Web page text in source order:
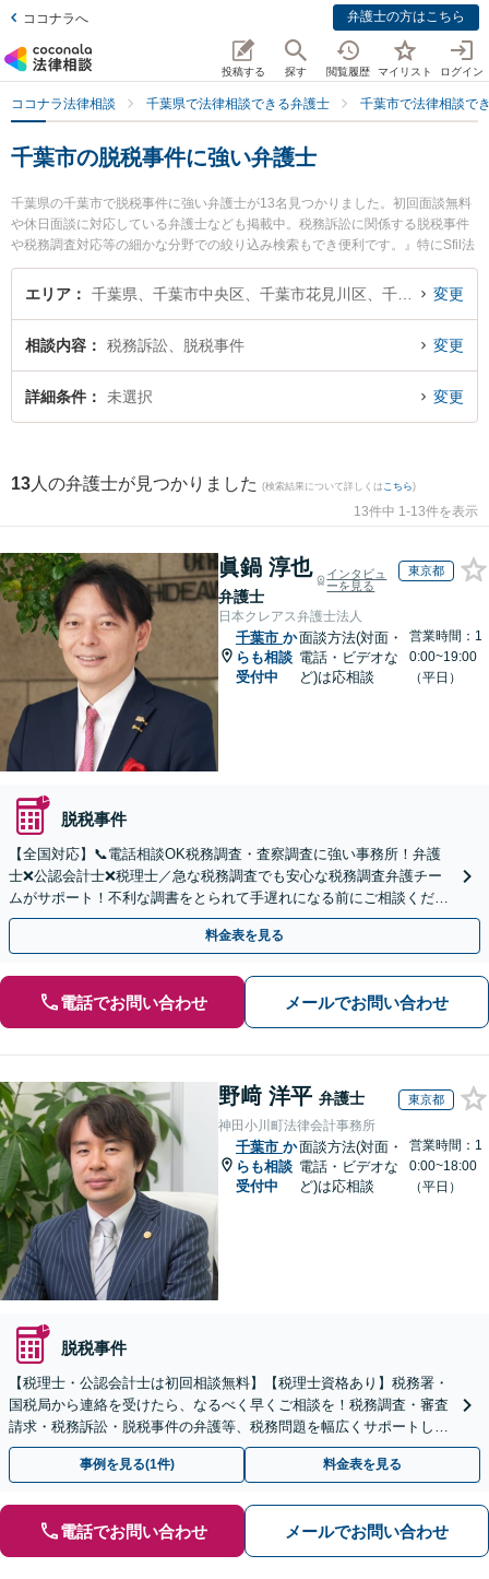
ココナラへ 弁護士の方はこちら
投稿する 探す 閲覧履歴 マイリスト ログイン
ココナラ法律相談 千葉県で法律相談できる弁護士 千葉市で法律相談で
千葉市の脱税事件に強い弁護士
千葉県の千葉市で脱税事件に強い弁護士が13名見つかりました。初回面談無料
や休日面談に対応している弁護士なども掲載中。税務訴訟に関係する脱税事件
や税務調査対応等の細かな分野での絞り込み検索もでき便利です。』特にSfil法
律事務所の塩澤 裕樹弁護士やみどり総合法律事務所の島﨑 嘉成弁護士、本千葉
総合法律事務所の齋藤 貴英弁護士のプロフィール情報や弁護士費用、強みなど
弁護士を検索したい』『初回相談無料で脱税事件を法律相談できる千葉市内の
弁護士に相談予約したい』などでお困りの相談者さんにおすすめです。
エリア 変更
相談内容 税務訴訟、脱税事件 変更
詳細条件 未選択 変更
13 人の弁護士が見つかりました (検索結果について詳しくは こちら)
13件中 1-13件を表示
眞鍋 淳也
弁護士
インタビュ
ーを見る
東京都
日本クレアス弁護士法人
千葉市 か
らも相談
受付中
面談方法(対面・
電話・ビデオな
ど)は応相談
営業時間：1
0:00~19:00
（平日）
脱税事件
【全国対応】📞電話相談OK税務調査・査察調査に強い事務所！弁護
士❌公認会計士❌税理士／急な税務調査でも安心な税務調査弁護チー
ムがサポート！不利な調書をとられて手遅れになる前にご相談くださ
い。
料金表を見る
電話でお問い合わせ メールでお問い合わせ
野﨑 洋平 弁護士 東京都
神田小川町法律会計事務所
千葉市 か
らも相談
受付中
面談方法(対面・
電話・ビデオな
ど)は応相談
営業時間：1
0:00~18:00
（平日）
脱税事件
【税理士・公認会計士は初回相談無料】【税理士資格あり】税務署・
国税局から連絡を受けたら、なるべく早くご相談を！税務調査・審査
請求・税務訴訟・脱税事件の弁護等、税務問題を幅広くサポートしま
す【電話受付：平日10時～21時】【税務調査に注力】
事例を見る(1件) 料金表を見る
電話でお問い合わせ メールでお問い合わせ